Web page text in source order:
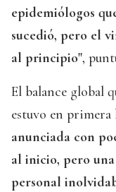
epidemiólogos
sucedió, pero el
al principio",
El balance global
estuvo en primera
anunciada con
al inicio, pero
personal